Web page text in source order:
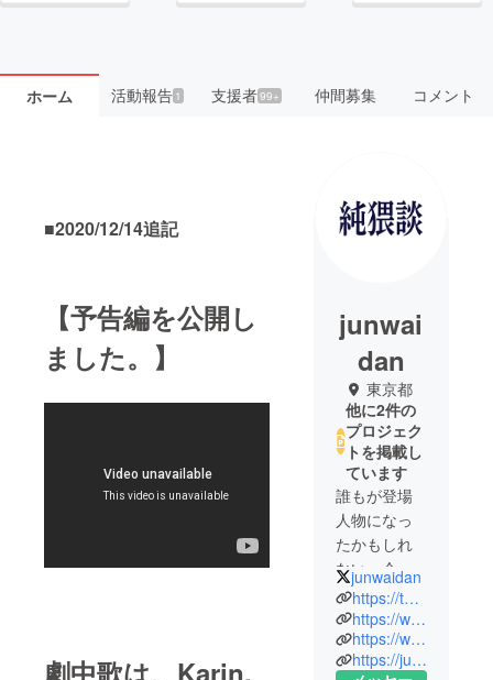
ホーム 活動報告1 支援者99+ 仲間募集 コメント
■2020/12/14追記
【予告編を公開し
ました。】
劇中歌は、Karin.
junwai
dan
東京都
他に2件の
プロジェク
トを掲載し
ています
誰もが登場
人物になっ
たかもしれ
ない、今の
性愛にまつ
わる誰かの
体験談を紹
介しており
junwaidan
https://twitter.com/junwaidan
https://www.instagram.com/jun.waidan/
https://www.youtube.com/channel/UCIjpHc3lHd3uSwHzXSgT-BQ
https://junwaidan.me/